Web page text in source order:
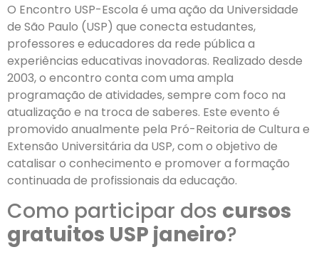
O Encontro USP-Escola é uma ação da Universidade
de São Paulo (USP) que conecta estudantes,
professores e educadores da rede pública a
experiências educativas inovadoras. Realizado desde
2003, o encontro conta com uma ampla
programação de atividades, sempre com foco na
atualização e na troca de saberes. Este evento é
promovido anualmente pela Pró-Reitoria de Cultura e
Extensão Universitária da USP, com o objetivo de
catalisar o conhecimento e promover a formação
continuada de profissionais da educação.
Como participar dos cursos
gratuitos USP janeiro?